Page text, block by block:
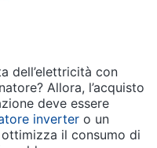
dell’elettricità con
Allora, l’acquisto
deve essere
inverter o un
il consumo di